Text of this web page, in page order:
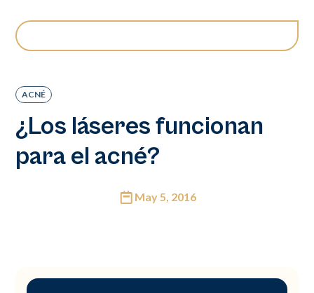
ACNÉ
¿Los láseres funcionan
para el acné?
May 5, 2016